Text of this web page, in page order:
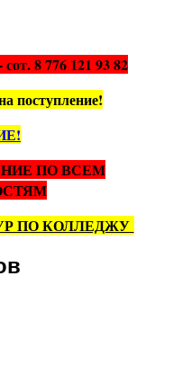
8 776 121 93 82
поступление!
ПО ВСЕМ
ПО КОЛЛЕДЖУ